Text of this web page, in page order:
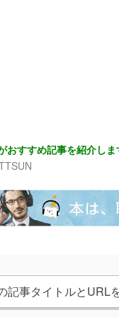
おすすめ記事を紹介しま
記事タイトルとURL